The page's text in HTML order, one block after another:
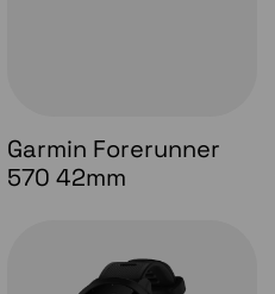
Garmin Forerunner
570 42mm